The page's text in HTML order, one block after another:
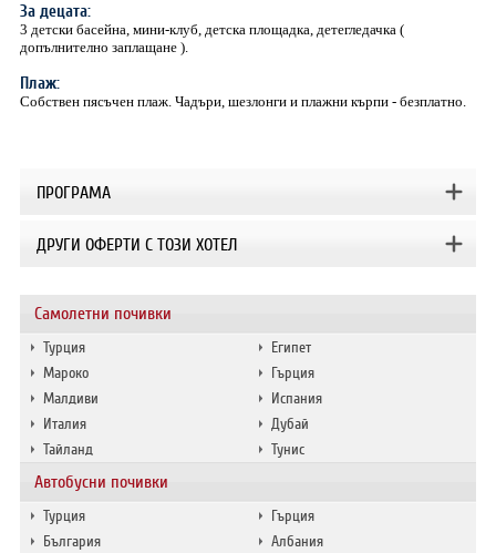
Самолетни почивки
Турция
Египет
Мароко
Гърция
Малдиви
Испания
Италия
Дубай
Тайланд
Тунис
Автобусни почивки
Турция
Гърция
България
Албания
За децата:
3 детски басейна, мини-клуб, детска площадка, детегледачка (
допълнително заплащане ).
Плаж:
Собствен пясъчен плаж. Чадъри, шезлонги и плажни кърпи - безплатно.
ПРОГРАМА
ДРУГИ ОФЕРТИ С ТОЗИ ХОТЕЛ